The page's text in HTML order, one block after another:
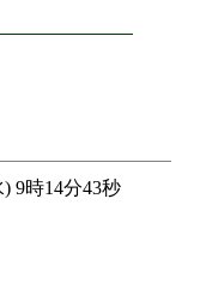
9時14分43秒